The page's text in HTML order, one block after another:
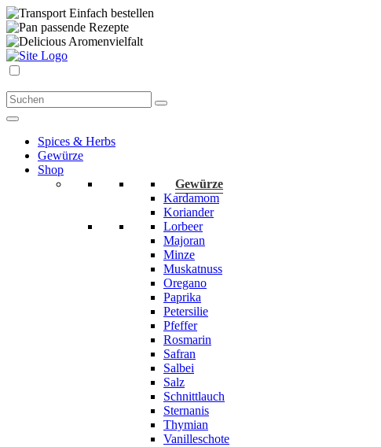
Einfach bestellen
passende Rezepte
Aromenvielfalt
Spices & Herbs
Gewürze
Shop
Gewürze
Kardamom
Koriander
Lorbeer
Majoran
Minze
Muskatnuss
Oregano
Paprika
Petersilie
Pfeffer
Rosmarin
Safran
Salbei
Salz
Schnittlauch
Sternanis
Thymian
Vanilleschote